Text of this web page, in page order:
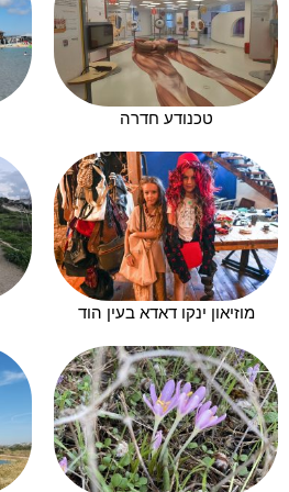
טכנודע חדרה
מוזיאון ינקו דאדא בעין הוד